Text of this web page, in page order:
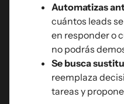
Automatizas
cuántos leads
en responder o
no podrás
Se busca
reemplaza
tareas y